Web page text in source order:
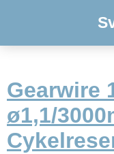
Gearwire
ø1,1/